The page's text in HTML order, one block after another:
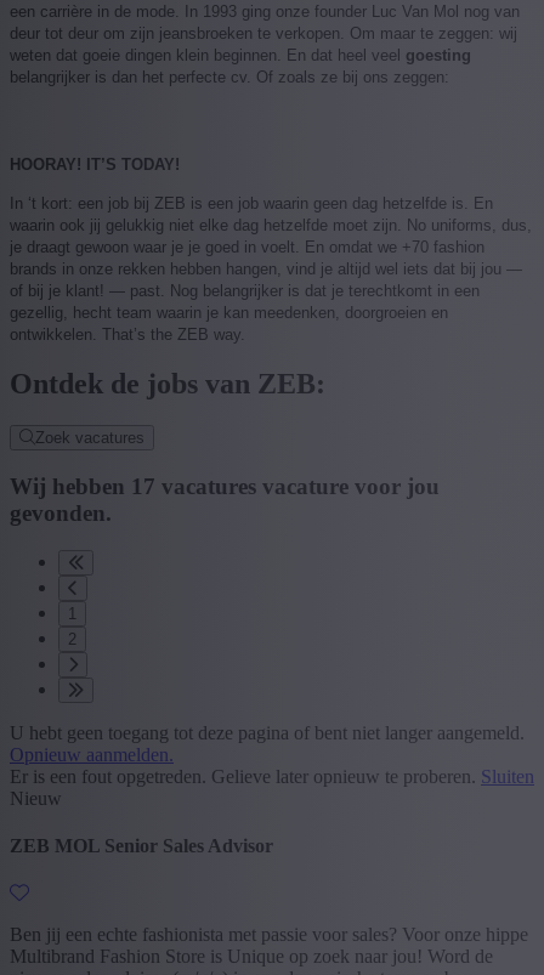
een carrière in de mode. In 1993 ging onze founder Luc Van Mol nog van
deur tot deur om zijn jeansbroeken te verkopen. Om maar te zeggen: wij
weten dat goeie dingen klein beginnen. En dat heel veel goesting
belangrijker is dan het perfecte cv. Of zoals ze bij ons zeggen:
HOORAY! IT’S TODAY!
In ‘t kort: een job bij ZEB is een job waarin geen dag hetzelfde is. En
waarin ook jij gelukkig niet elke dag hetzelfde moet zijn. No uniforms, dus,
je draagt gewoon waar je je goed in voelt. En omdat we +70 fashion
brands in onze rekken hebben hangen, vind je altijd wel iets dat bij jou —
of bij je klant! — past. Nog belangrijker is dat je terechtkomt in een
gezellig, hecht team waarin je kan meedenken, doorgroeien en
ontwikkelen. That’s the ZEB way.
Ontdek de jobs van ZEB:
Zoek vacatures
Wij hebben 17 vacatures vacature voor jou
gevonden.
1
2
U hebt geen toegang tot deze pagina of bent niet langer aangemeld.
Opnieuw aanmelden.
Er is een fout opgetreden. Gelieve later opnieuw te proberen. Sluiten
Nieuw
ZEB MOL Senior Sales Advisor
Ben jij een echte fashionista met passie voor sales? Voor onze hippe
Multibrand Fashion Store is Unique op zoek naar jou! Word de